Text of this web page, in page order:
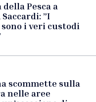
Pesca a
”I
i veri custodi
scommette sulla
nelle aree